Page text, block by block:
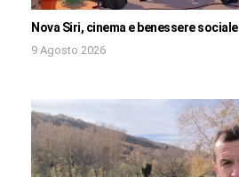
Nova Siri, cinema e benessere sociale
9 Agosto 2026